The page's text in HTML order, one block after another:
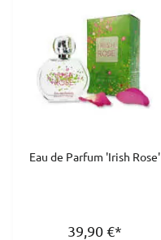
Eau de Parfum 'Irish Rose'
39,90€*